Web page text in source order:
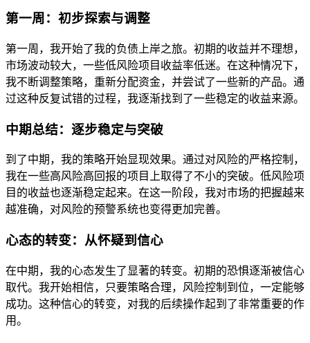
第一周：初步探索与调整
第一周，我开始了我的负债上岸之旅。初期的收益并不理想，
市场波动较大，一些低风险项目收益率低迷。在这种情况下，
我不断调整策略，重新分配资金，并尝试了一些新的产品。通
过这种反复试错的过程，我逐渐找到了一些稳定的收益来源。
中期总结：逐步稳定与突破
到了中期，我的策略开始显现效果。通过对风险的严格控制，
我在一些高风险高回报的项目上取得了不小的突破。低风险项
目的收益也逐渐稳定起来。在这一阶段，我对市场的把握越来
越准确，对风险的预警系统也变得更加完善。
心态的转变：从怀疑到信心
在中期，我的心态发生了显著的转变。初期的恐惧逐渐被信心
取代。我开始相信，只要策略合理，风险控制到位，一定能够
成功。这种信心的转变，对我的后续操作起到了非常重要的作
用。